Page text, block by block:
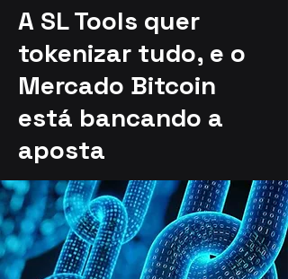
A SL Tools quer
tokenizar tudo, e o
Mercado Bitcoin
está bancando a
aposta